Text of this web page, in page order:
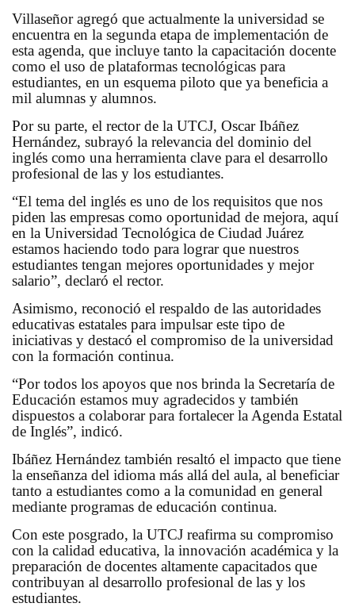
Villaseñor agregó que actualmente la universidad se
encuentra en la segunda etapa de implementación de
esta agenda, que incluye tanto la capacitación docente
como el uso de plataformas tecnológicas para
estudiantes, en un esquema piloto que ya beneficia a
mil alumnas y alumnos.
Por su parte, el rector de la UTCJ, Oscar Ibáñez
Hernández, subrayó la relevancia del dominio del
inglés como una herramienta clave para el desarrollo
profesional de las y los estudiantes.
“El tema del inglés es uno de los requisitos que nos
piden las empresas como oportunidad de mejora, aquí
en la Universidad Tecnológica de Ciudad Juárez
estamos haciendo todo para lograr que nuestros
estudiantes tengan mejores oportunidades y mejor
salario”, declaró el rector.
Asimismo, reconoció el respaldo de las autoridades
educativas estatales para impulsar este tipo de
iniciativas y destacó el compromiso de la universidad
con la formación continua.
“Por todos los apoyos que nos brinda la Secretaría de
Educación estamos muy agradecidos y también
dispuestos a colaborar para fortalecer la Agenda Estatal
de Inglés”, indicó.
Ibáñez Hernández también resaltó el impacto que tiene
la enseñanza del idioma más allá del aula, al beneficiar
tanto a estudiantes como a la comunidad en general
mediante programas de educación continua.
Con este posgrado, la UTCJ reafirma su compromiso
con la calidad educativa, la innovación académica y la
preparación de docentes altamente capacitados que
contribuyan al desarrollo profesional de las y los
estudiantes.